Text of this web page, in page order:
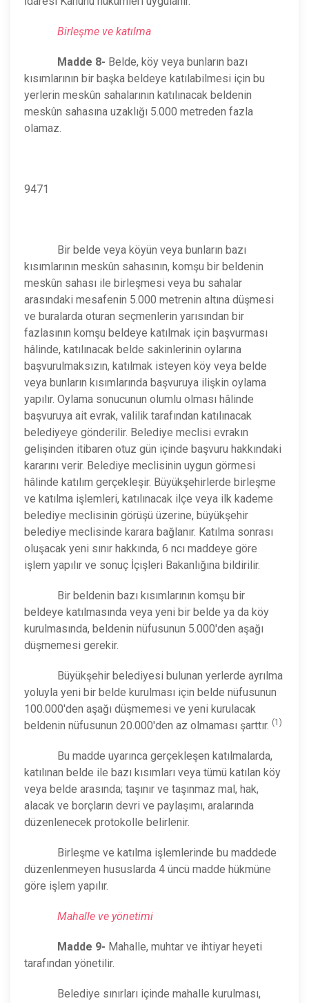
Birleşme ve katılma
Madde 8- Belde, köy veya bunların bazı
kısımlarının bir başka beldeye katılabilmesi için bu
yerlerin meskûn sahalarının katılınacak beldenin
meskûn sahasına uzaklığı 5.000 metreden fazla
olamaz.
9471
Bir belde veya köyün veya bunların bazı
kısımlarının meskûn sahasının, komşu bir beldenin
meskûn sahası ile birleşmesi veya bu sahalar
arasındaki mesafenin 5.000 metrenin altına düşmesi
ve buralarda oturan seçmenlerin yarısından bir
fazlasının komşu beldeye katılmak için başvurması
hâlinde, katılınacak belde sakinlerinin oylarına
başvurulmaksızın, katılmak isteyen köy veya belde
veya bunların kısımlarında başvuruya ilişkin oylama
yapılır. Oylama sonucunun olumlu olması hâlinde
başvuruya ait evrak, valilik tarafından katılınacak
belediyeye gönderilir. Belediye meclisi evrakın
gelişinden itibaren otuz gün içinde başvuru hakkındaki
kararını verir. Belediye meclisinin uygun görmesi
hâlinde katılım gerçekleşir. Büyükşehirlerde birleşme
ve katılma işlemleri, katılınacak ilçe veya ilk kademe
belediye meclisinin görüşü üzerine, büyükşehir
belediye meclisinde karara bağlanır. Katılma sonrası
oluşacak yeni sınır hakkında, 6 ncı maddeye göre
işlem yapılır ve sonuç İçişleri Bakanlığına bildirilir.
Bir beldenin bazı kısımlarının komşu bir
beldeye katılmasında veya yeni bir belde ya da köy
kurulmasında, beldenin nüfusunun 5.000'den aşağı
düşmemesi gerekir.
Büyükşehir belediyesi bulunan yerlerde ayrılma
yoluyla yeni bir belde kurulması için belde nüfusunun
100.000'den aşağı düşmemesi ve yeni kurulacak
beldenin nüfusunun 20.000'den az olmaması şarttır. (1)
Bu madde uyarınca gerçekleşen katılmalarda,
katılınan belde ile bazı kısımları veya tümü katılan köy
veya belde arasında; taşınır ve taşınmaz mal, hak,
alacak ve borçların devri ve paylaşımı, aralarında
düzenlenecek protokolle belirlenir.
Birleşme ve katılma işlemlerinde bu maddede
düzenlenmeyen hususlarda 4 üncü madde hükmüne
göre işlem yapılır.
Mahalle ve yönetimi
Madde 9- Mahalle, muhtar ve ihtiyar heyeti
tarafından yönetilir.
Belediye sınırları içinde mahalle kurulması,